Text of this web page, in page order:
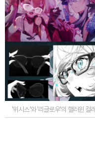
'위시스'와 '리글로우'의 핼러윈 컬